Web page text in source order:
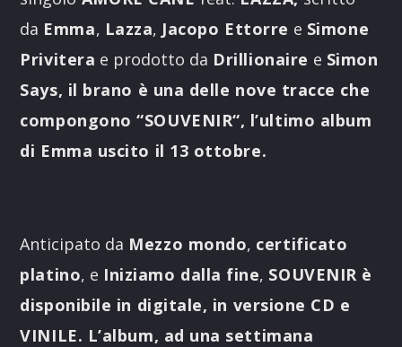
da Emma, Lazza, Jacopo Ettorre e Simone
Privitera e prodotto da Drillionaire e Simon
Says, il brano è una delle nove tracce che
compongono “SOUVENIR“, l’ultimo album
di Emma uscito il 13 ottobre.
Anticipato da Mezzo mondo, certificato
platino, e Iniziamo dalla fine, SOUVENIR è
disponibile in digitale, in versione CD e
VINILE. L’album, ad una settimana